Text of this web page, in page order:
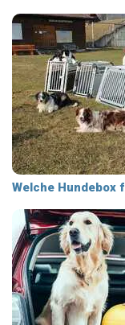
Welche Hundebox